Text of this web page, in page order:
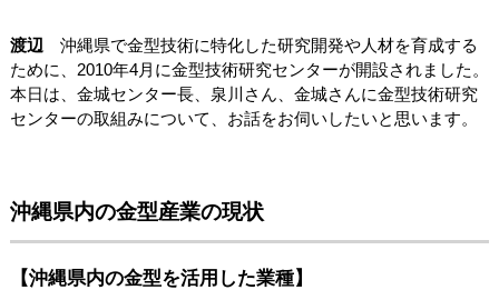
渡辺沖縄県で金型技術に特化した研究開発や人材を育成する
ために、2010年4月に金型技術研究センターが開設されました。
本日は、金城センター長、泉川さん、金城さんに金型技術研究
センターの取組みについて、お話をお伺いしたいと思います。
沖縄県内の金型産業の現状
【沖縄県内の金型を活用した業種】